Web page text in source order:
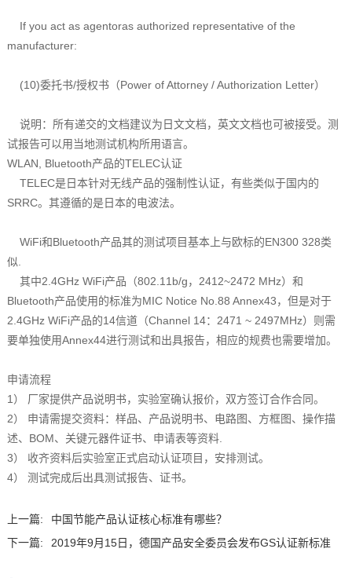
If you act as agentoras authorized representative of the
manufacturer:
(10)委托书/授权书（Power of Attorney / Authorization Letter）
说明：所有递交的文档建议为日文文档，英文文档也可被接受。测
试报告可以用当地测试机构所用语言。
WLAN, Bluetooth产品的TELEC认证
TELEC是日本针对无线产品的强制性认证，有些类似于国内的
SRRC。其遵循的是日本的电波法。
WiFi和Bluetooth产品其的测试项目基本上与欧标的EN300 328类
似.
其中2.4GHz WiFi产品（802.11b/g，2412~2472 MHz）和
Bluetooth产品使用的标准为MIC Notice No.88 Annex43，但是对于
2.4GHz WiFi产品的14信道（Channel 14：2471 ~ 2497MHz）则需
要单独使用Annex44进行测试和出具报告，相应的规费也需要增加。
申请流程
1） 厂家提供产品说明书，实验室确认报价，双方签订合作合同。
2） 申请需提交资料：样品、产品说明书、电路图、方框图、操作描
述、BOM、关键元器件证书、申请表等资料.
3） 收齐资料后实验室正式启动认证项目，安排测试。
4） 测试完成后出具测试报告、证书。
上一篇:
中国节能产品认证核心标准有哪些？
下一篇:
2019年9月15日，德国产品安全委员会发布GS认证新标准